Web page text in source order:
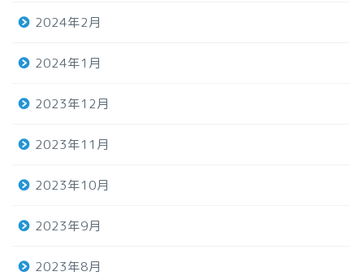
2024年2月
2024年1月
2023年12月
2023年11月
2023年10月
2023年9月
2023年8月